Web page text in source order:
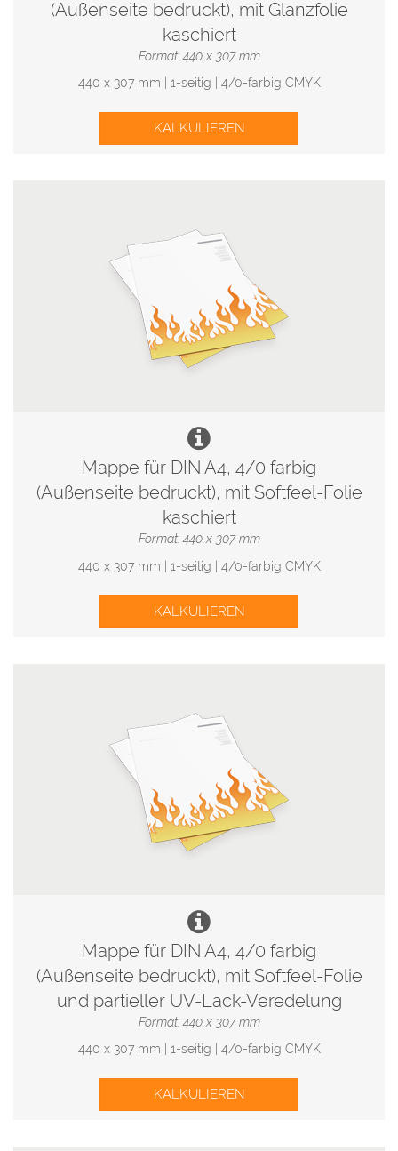
(Außenseite bedruckt), mit Glanzfolie
kaschiert
Format: 440 x 307 mm
440 x 307 mm | 1-seitig | 4/0-farbig CMYK
KALKULIEREN
Mappe für DIN A4, 4/0 farbig
(Außenseite bedruckt), mit Softfeel-Folie
kaschiert
Format: 440 x 307 mm
440 x 307 mm | 1-seitig | 4/0-farbig CMYK
KALKULIEREN
Mappe für DIN A4, 4/0 farbig
(Außenseite bedruckt), mit Softfeel-Folie
und partieller UV-Lack-Veredelung
Format: 440 x 307 mm
440 x 307 mm | 1-seitig | 4/0-farbig CMYK
KALKULIEREN